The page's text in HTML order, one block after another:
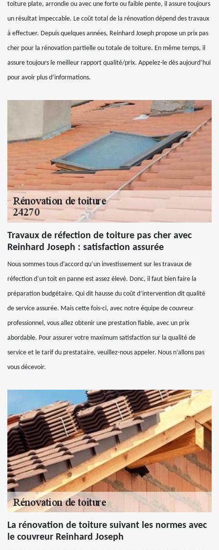
toiture plate, arrondie ou avec une forte ou faible pente, il assure toujours
un résultat impeccable. Le coût total de la rénovation dépend des travaux
à effectuer. Depuis quelques années, Reinhard Joseph propose un prix pas
cher pour la rénovation partielle ou totale de toiture. En même temps, il
assure toujours le meilleur rapport qualité/prix. Appelez-le dès aujourd’hui
pour avoir plus d’informations.
Travaux de réfection de toiture pas cher avec
Reinhard Joseph : satisfaction assurée
Nous sommes tous d’accord qu’un investissement sur les travaux de
réfection d’un toit en panne est assez élevé. Donc, il faut bien faire la
préparation budgétaire. Qui dit hausse du coût d’intervention dit qualité
de service assurée. Mais cette fois-ci, avec notre équipe de couvreur
professionnel, vous allez obtenir une prestation fiable, avec un prix
abordable. Pour assurer votre maximum satisfaction sur la qualité de
service et le tarif du prestataire, veuillez-nous appeler. Nous n’allons pas
vous décevoir.
La rénovation de toiture suivant les normes avec
le couvreur Reinhard Joseph